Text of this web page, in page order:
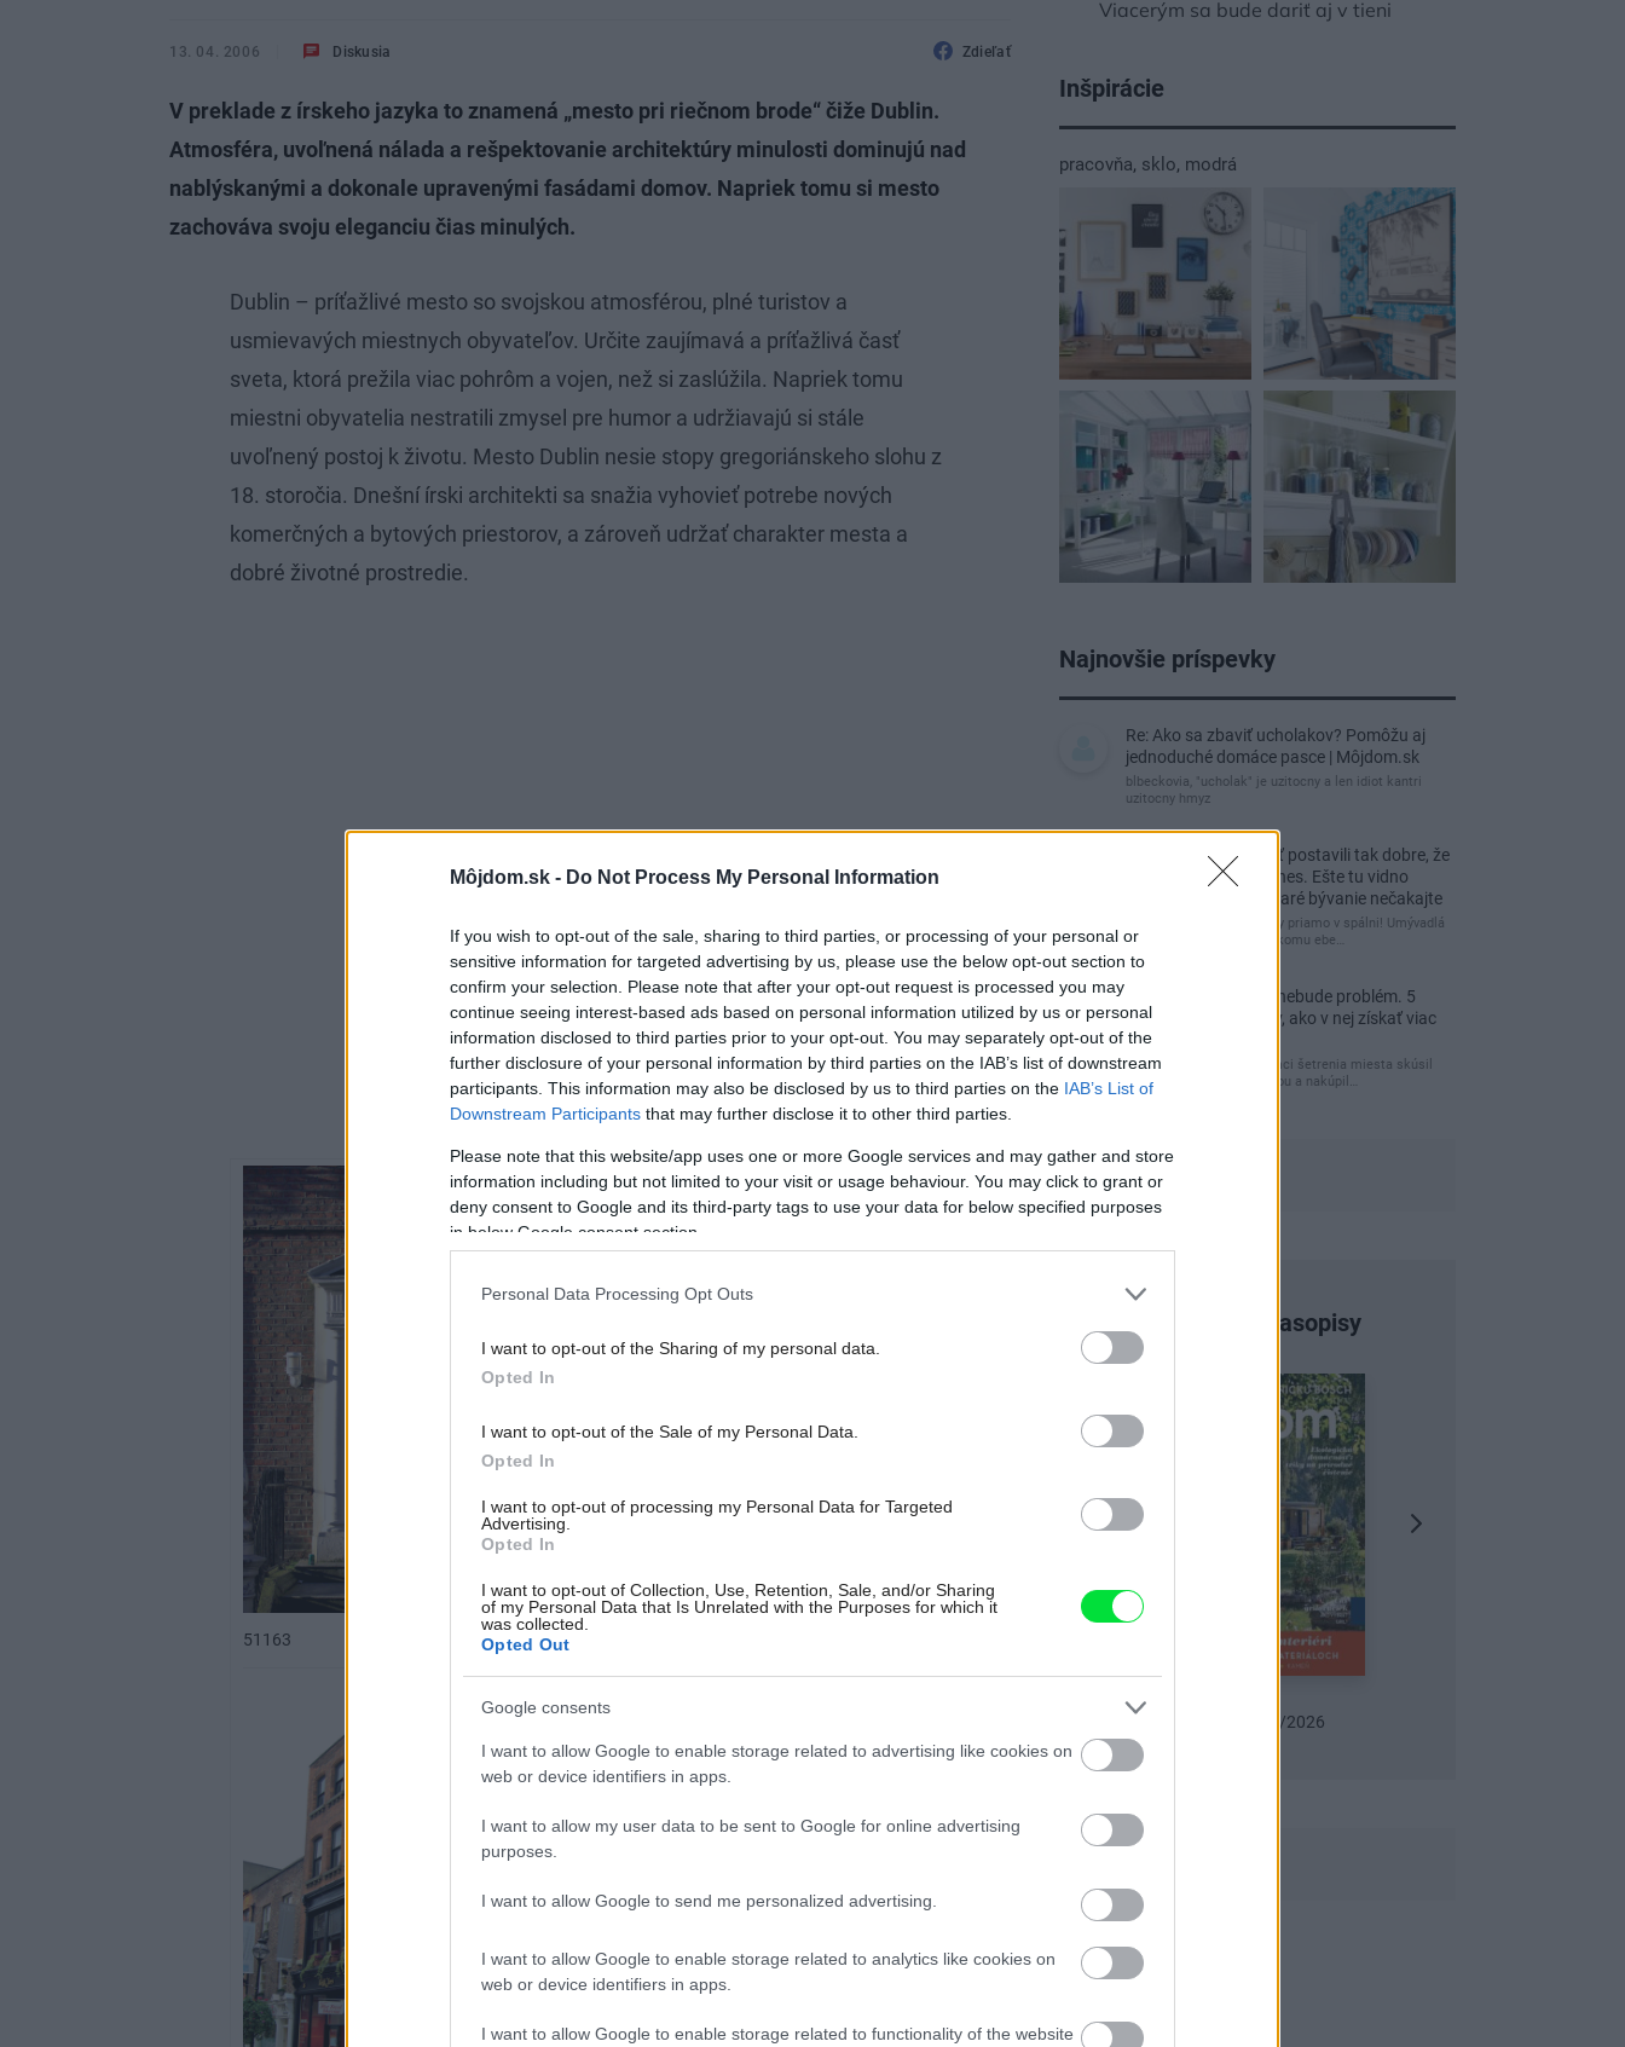
Môjdom.sk - Do Not Process My Personal Information
If you wish to opt-out of the sale, sharing to third parties, or processing of your personal or
sensitive information for targeted advertising by us, please use the below opt-out section to
confirm your selection. Please note that after your opt-out request is processed you may
continue seeing interest-based ads based on personal information utilized by us or personal
information disclosed to third parties prior to your opt-out. You may separately opt-out of the
further disclosure of your personal information by third parties on the IAB’s list of downstream
participants. This information may also be disclosed by us to third parties on the IAB’s List of
Downstream Participants that may further disclose it to other third parties.
Please note that this website/app uses one or more Google services and may gather and store
information including but not limited to your visit or usage behaviour. You may click to grant or
deny consent to Google and its third-party tags to use your data for below specified purposes
in below Google consent section.
Personal Data Processing Opt Outs
I want to opt-out of the Sharing of my personal data.
Opted In
I want to opt-out of the Sale of my Personal Data.
Opted In
I want to opt-out of processing my Personal Data for Targeted
Advertising.
Opted In
I want to opt-out of Collection, Use, Retention, Sale, and/or Sharing
of my Personal Data that Is Unrelated with the Purposes for which it
was collected.
Opted Out
Google consents
I want to allow Google to enable storage related to advertising like cookies on
web or device identifiers in apps.
I want to allow my user data to be sent to Google for online advertising
purposes.
I want to allow Google to send me personalized advertising.
I want to allow Google to enable storage related to analytics like cookies on
web or device identifiers in apps.
I want to allow Google to enable storage related to functionality of the website
13. 04. 2006 Diskusia Zdieľať
V preklade z írskeho jazyka to znamená „mesto pri riečnom brode“ čiže Dublin.
Atmosféra, uvoľnená nálada a rešpektovanie architektúry minulosti dominujú nad
nablýskanými a dokonale upravenými fasádami domov. Napriek tomu si mesto
zachováva svoju eleganciu čias minulých.
Dublin – príťažlivé mesto so svojskou atmosférou, plné turistov a
usmievavých miestnych obyvateľov. Určite zaujímavá a príťažlivá časť
sveta, ktorá prežila viac pohrôm a vojen, než si zaslúžila. Napriek tomu
miestni obyvatelia nestratili zmysel pre humor a udržiavajú si stále
uvoľnený postoj k životu. Mesto Dublin nesie stopy gregoriánskeho slohu z
18. storočia. Dnešní írski architekti sa snažia vyhovieť potrebe nových
komerčných a bytových priestorov, a zároveň udržať charakter mesta a
dobré životné prostredie.
51163
Viacerým sa bude dariť aj v tieni
Inšpirácie
pracovňa, sklo, modrá
Najnovšie príspevky
Re: Ako sa zbaviť ucholakov? Pomôžu aj
jednoduché domáce pasce | Môjdom.sk
blbeckovia, "ucholak" je uzitocny a len idiot kantri
uzitocny hmyz
Re: Vidiecku usadlosť postavili tak dobre, že
domáceho chráni i dnes. Ešte tu vidno
kamenné múry, no staré bývanie nečakajte
čakám kedy budú wc misy priamo v spálni! Umývadlá
už sú štandardom! Tu niekomu ebe…
Re: Tesná spálňa už nebude problém. 5
praktických nápadov, ako v nej získať viac
úložného miesta
Ja som pred časom v rámci šetrenia miesta skúsil
využiť priestor pod posteľou a nakúpil…
Najnovšie časopisy
Urob si sám 6/2026